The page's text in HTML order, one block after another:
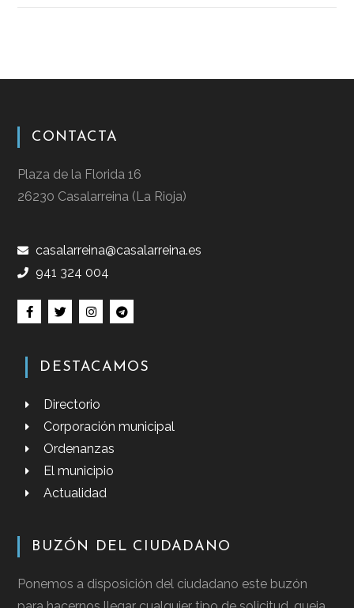
CONTACTA
Plaza de la Florida 16
26230 Casalarreina (La Rioja)
casalarreina@casalarreina.es
941 324 004
DESTACAMOS
Directorio
Corporación municipal
Ordenanzas
El municipio
Actualidad
BUZÓN DEL CIUDADANO
Ponemos a disposición del ciudadano este buzón